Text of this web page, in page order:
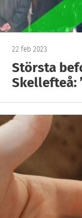
22 feb 2023
Största
Skellefteå: